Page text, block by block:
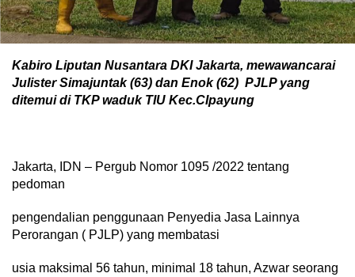
Kabiro Liputan Nusantara DKI Jakarta, mewawancarai
Julister Simajuntak (63) dan Enok (62) PJLP yang
ditemui di TKP waduk TIU Kec.CIpayung
Jakarta, IDN – Pergub Nomor 1095 /2022 tentang
pedoman
pengendalian penggunaan Penyedia Jasa Lainnya
Perorangan ( PJLP) yang membatasi
usia maksimal 56 tahun, minimal 18 tahun, Azwar seorang